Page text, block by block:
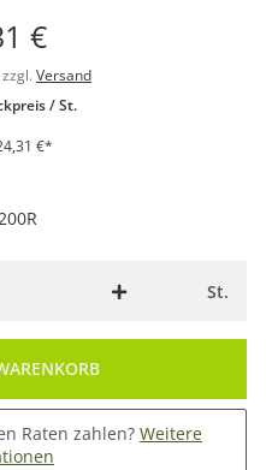
€
Versand
/ St.
€*
St.
Raten zahlen? Weitere